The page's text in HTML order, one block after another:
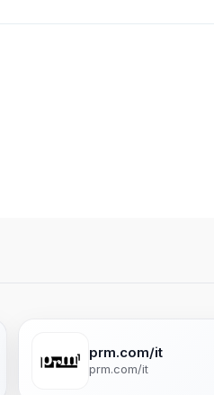
prm.com/it
prm.com/it